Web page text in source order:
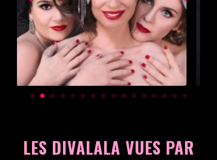
LES DIVALALA VUES PAR